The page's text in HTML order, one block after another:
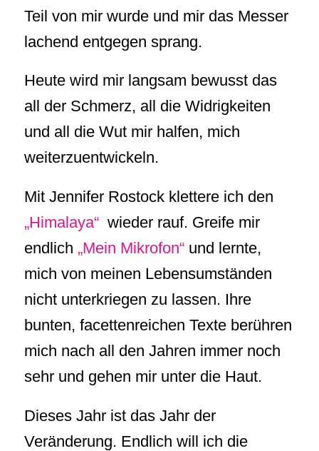
Teil von mir wurde und mir das Messer
lachend entgegen sprang.
Heute wird mir langsam bewusst das
all der Schmerz, all die Widrigkeiten
und all die Wut mir halfen, mich
weiterzuentwickeln.
Mit Jennifer Rostock klettere ich den
„Himalaya“wieder rauf. Greife mir
endlich „Mein Mikrofon“und lernte,
mich von meinen Lebensumständen
nicht unterkriegen zu lassen. Ihre
bunten, facettenreichen Texte berühren
mich nach all den Jahren immer noch
sehr und gehen mir unter die Haut.
Dieses Jahr ist das Jahr der
Veränderung. Endlich will ich die